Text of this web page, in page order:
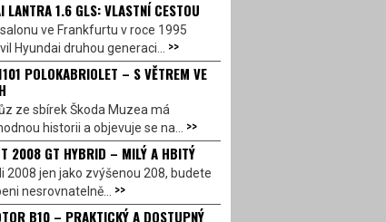
LANTRA 1.6 GLS: VLASTNÍ CESTOU
ve Frankfurtu v roce 1995
Hyundai druhou generaci... >>
POLOKABRIOLET – S VĚTREM VE
ze sbírek Škoda Muzea má
historii a objevuje se na... >>
2008 GT HYBRID – MILÝ A HBITÝ
2008 jen jako zvýšenou 208, budete
nesrovnatelně... >>
B10 – PRAKTICKÝ A DOSTUPNÝ